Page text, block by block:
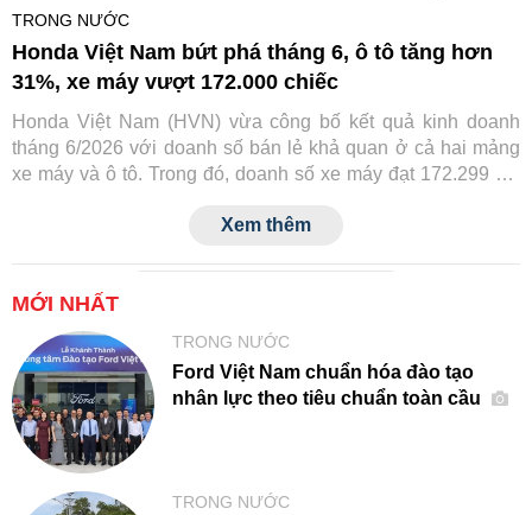
TRONG NƯỚC
Honda Việt Nam bứt phá tháng 6, ô tô tăng hơn
31%, xe máy vượt 172.000 chiếc
Honda Việt Nam (HVN) vừa công bố kết quả kinh doanh
tháng 6/2026 với doanh số bán lẻ khả quan ở cả hai mảng
xe máy và ô tô. Trong đó, doanh số xe máy đạt 172.299 xe,
Xem thêm
MỚI NHẤT
TRONG NƯỚC
Ford Việt Nam chuẩn hóa đào tạo
nhân lực theo tiêu chuẩn toàn cầu
TRONG NƯỚC